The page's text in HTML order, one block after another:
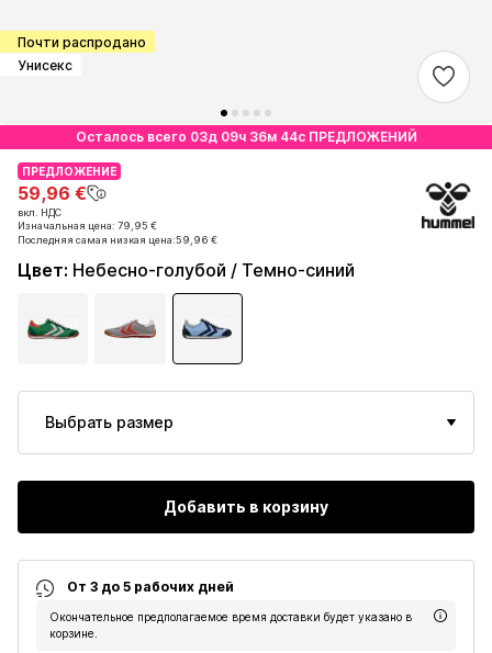
Почти распродано
Унисекс
Осталось всего 03д 09ч 36м 43с ПРЕДЛОЖЕНИЙ
ПРЕДЛОЖЕНИЕ
59,96 €
вкл. НДС
Изначальная цена: 79,95 €
Последняя самая низкая цена:59,96 €
ПРЕДЛОЖЕНИЕ
59,96 €
вкл. НДС
Изначальная цена: 79,95 €
Последняя самая низкая цена:59,96 €
Цвет: Небесно-голубой / Темно-синий
Выбрать размер
Добавить в корзину
От 3 до 5 рабочих дней
Окончательное предполагаемое время доставки будет указано в
корзине.